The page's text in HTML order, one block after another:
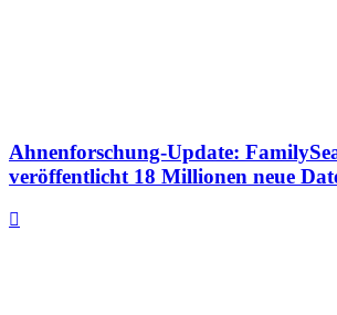
Ahnenforschung-Update:
veröffentlicht 18 Millionen neue